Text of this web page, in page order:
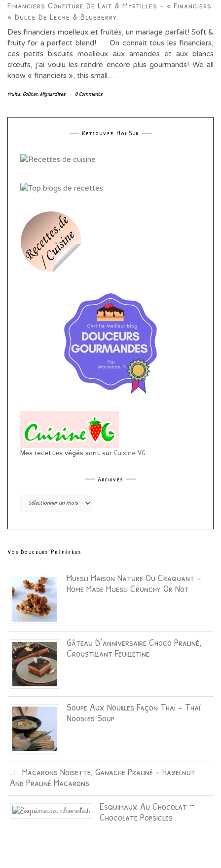
Financiers Confiture De Lait & Myrtilles – « Financiers
» Dulce De Leche & Blueberry
Des financiers moelleux et fruités, un mariage parfait! Soft &
fruity for a perfect blend! On connait tous les financiers,
ces petits biscuits moelleux aux amandes et aux blancs
d’œufs, j’ai voulu les rendre encore plus gourmands! We all
know « financiers », this small…
fruits, Goûter, Mignardises - 0 Comments
Retrouvez Moi Sur
Mes recettes végés sont sur Cuisine VG
Archives
Archives
Vos Douceurs Préférées
Muesli Maison Nature Ou Craquant –
Home Made Muesli Crunchy Or Not
Gâteau D’anniversaire Choco Praliné,
Croustillant Feuilletine
Soupe Aux Nouilles Façon Thaï – Thaï
Noodles Soup
Macarons Noisette, Ganache Praliné – Hazelnut
And Praliné Macarons
Esquimaux Au Chocolat ~
Chocolate Popsicles